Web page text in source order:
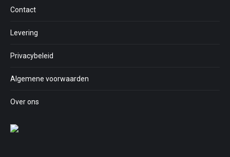
Contact
Levering
Privacybeleid
Algemene voorwaarden
Over ons